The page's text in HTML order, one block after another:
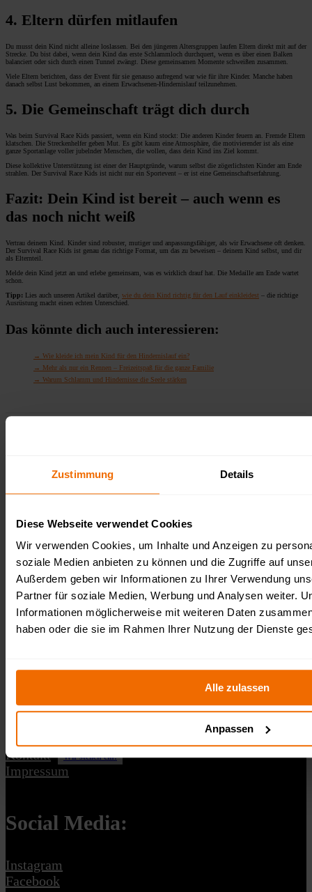
Zustimmung Details
Diese Webseite verwendet Cookies
Wir verwenden Cookies, um Inhalte und Anzeigen zu
soziale Medien anbieten zu können und die Zugriffe auf
Außerdem geben wir Informationen zu Ihrer Verwendung
Partner für soziale Medien, Werbung und Analysen weiter.
Informationen möglicherweise mit weiteren Daten
haben oder die sie im Rahmen Ihrer Nutzung der Dienste
Alle zulassen
Anpassen
4. Eltern dürfen mitlaufen
Du musst dein Kind nicht alleine loslassen. Bei den jüngeren Altersgruppen laufen Eltern direkt mit auf der
Strecke. Du bist dabei, wenn dein Kind das erste Schlammloch durchquert, wenn es über einen Balken
balanciert oder sich durch einen Tunnel zwängt. Diese gemeinsamen Momente schweißen zusammen.
Viele Eltern berichten, dass der Event für sie genauso aufregend war wie für ihre Kinder. Manche haben
danach selbst Lust bekommen, an einem Erwachsenen-Hindernislauf teilzunehmen.
5. Die Gemeinschaft trägt dich durch
Was beim Survival Race Kids passiert, wenn ein Kind stockt: Die anderen Kinder feuern an. Fremde Eltern
klatschen. Die Streckenhelfer geben Mut. Es gibt kaum eine Atmosphäre, die motivierender ist als eine
ganze Sportanlage voller jubelnder Menschen, die wollen, dass dein Kind ins Ziel kommt.
Diese kollektive Unterstützung ist einer der Hauptgründe, warum selbst die zögerlichsten Kinder am Ende
strahlen. Der Survival Race Kids ist nicht nur ein Sportevent – er ist eine Gemeinschaftserfahrung.
Fazit: Dein Kind ist bereit – auch wenn es
das noch nicht weiß
Vertrau deinem Kind. Kinder sind robuster, mutiger und anpassungsfähiger, als wir Erwachsene oft denken.
Der Survival Race Kids ist genau das richtige Format, um das zu beweisen – deinem Kind selbst, und dir
als Elternteil.
Melde dein Kind jetzt an und erlebe gemeinsam, was es wirklich drauf hat. Die Medaille am Ende wartet
schon.
Tipp: Lies auch unseren Artikel darüber, wie du dein Kind richtig für den Lauf einkleidest – die richtige
Ausrüstung macht einen echten Unterschied.
Das könnte dich auch interessieren:
Wie kleide ich mein Kind für den Hindernislauf ein?
Mehr als nur ein Rennen – Freizeitspaß für die ganze Familie
Warum Schlamm und Hindernisse die Seele stärken
Veranstalter:
Survival Race OCR Events gGmbH
Fürstenberger Straße 33
15232 Frankfurt (Oder)
USt-IdNr.: DE364311444
Gemeinnützige GmbH
Schreibe uns: kontakt@survivalrace.de
Blog / Elternratgeber
Kontakt
Wir stellen ein!
Impressum
Social Media:
Instagram
Facebook